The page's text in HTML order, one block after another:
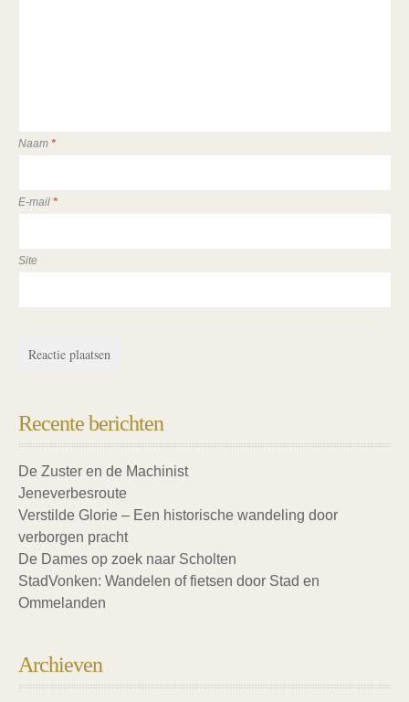
Naam *
E-mail *
Site
Recente berichten
De Zuster en de Machinist
Jeneverbesroute
Verstilde Glorie – Een historische wandeling door
verborgen pracht
De Dames op zoek naar Scholten
StadVonken: Wandelen of fietsen door Stad en
Ommelanden
Archieven